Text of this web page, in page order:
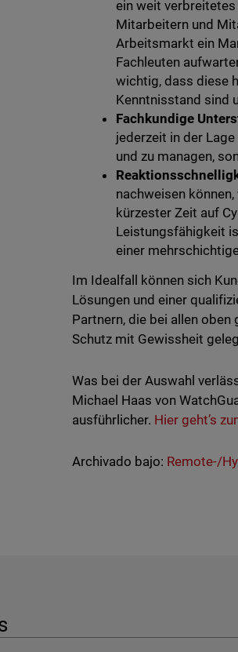
ein weit
Mitarbeitern und
Arbeitsmarkt ein
Fachleuten
wichtig, dass diese
Kenntnisstand sind
Fachkundige
jederzeit in der
und zu managen,
nachweisen
kürzester Zeit auf
Leistungsfähigkeit
einer
Im Idealfall können sich
Lösungen und einer
Partnern, die bei allen
Schutz mit Gewissheit
Was bei der Auswahl
Michael Haas von
ausführlicher. Hier geht’s
Archivado bajo: Remote-/